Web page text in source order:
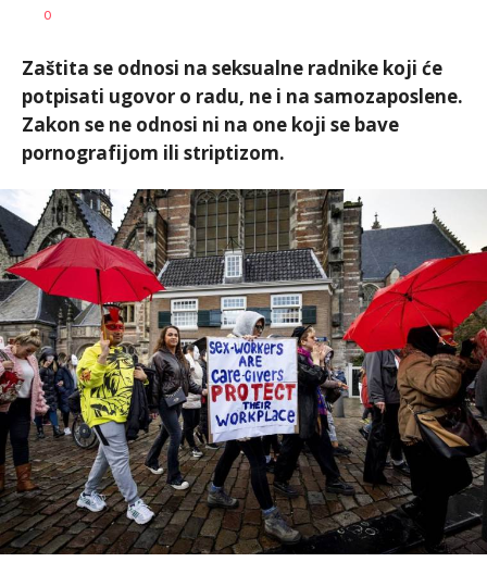
0
Zaštita se odnosi na seksualne radnike koji će
potpisati ugovor o radu, ne i na samozaposlene.
Zakon se ne odnosi ni na one koji se bave
pornografijom ili striptizom.